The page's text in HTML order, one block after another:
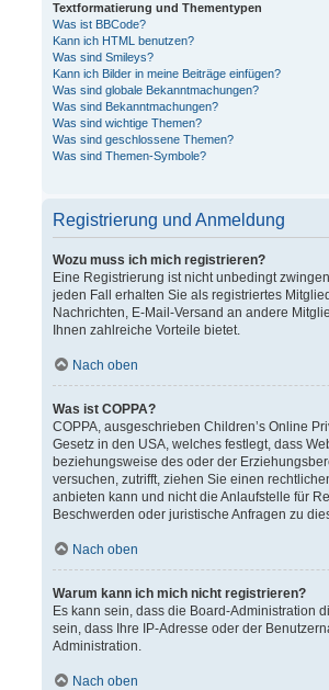
Textformatierung und Thementypen
Was ist BBCode?
Kann ich HTML benutzen?
Was sind Smileys?
Kann ich Bilder in meine Beiträge einfügen?
Was sind globale Bekanntmachungen?
Was sind Bekanntmachungen?
Was sind wichtige Themen?
Was sind geschlossene Themen?
Was sind Themen-Symbole?
Registrierung und Anmeldung
Wozu muss ich mich registrieren?
Eine Registrierung ist nicht unbedingt
jeden Fall erhalten Sie als registriertes
Nachrichten, E-Mail-Versand an andere
Ihnen zahlreiche Vorteile bietet.
Nach oben
Was ist COPPA?
COPPA, ausgeschrieben Children’s Online
Gesetz in den USA, welches festlegt, dass
beziehungsweise des oder der
versuchen, zutrifft, ziehen Sie einen
anbieten kann und nicht die Anlaufstelle für
Beschwerden oder juristische Anfragen zu
Nach oben
Warum kann ich mich nicht registrieren?
Es kann sein, dass die Board-Administration
sein, dass Ihre IP-Adresse oder der
Administration.
Nach oben